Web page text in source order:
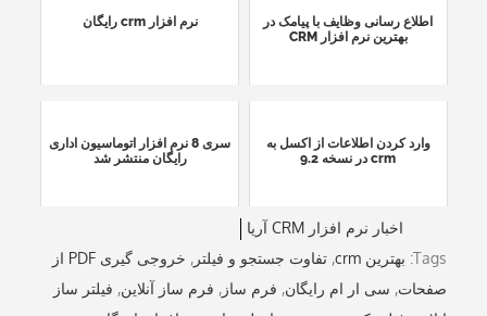
اطلاع رسانی وظایف با پیامک در
بهترین نرم افزار CRM
نرم افزار crm رایگان
وارد کردن اطلاعات از اکسل به
crm در نسخه 9.2
سری 8 نرم افزار اتوماسیون اداری
رایگان منتشر شد
اخبار نرم افزار CRM آریا
Tags: بهترین crm ,تفاوت جستجو و فیلتر,
خروجی گیری PDF از
صفحات, سی ار ام رایگان, فرم ساز, فرم ساز آنلاین, فیلتر ساز